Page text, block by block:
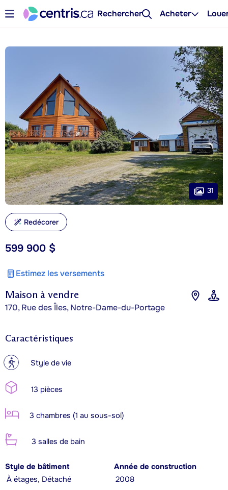
Rechercher Acheter
Maison à vendre
170, Rue des Îles, Notre-Dame-du-Portage
599 900 $
Estimez les versements
31
Redécorer
Caractéristiques
? Style de vie
13 pièces
3 chambres (1 au sous-sol)
3 salles de bain
Style de bâtiment
À étages, Détaché
Année de construction
2008